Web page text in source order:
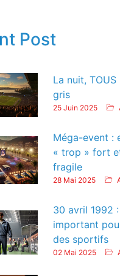
Post
La nuit,
gris
25 Juin 2025
Méga-event :
« trop » fort
fragile
28 Mai 2025
30 avril 1992
important
des sportifs
02 Mai 2025